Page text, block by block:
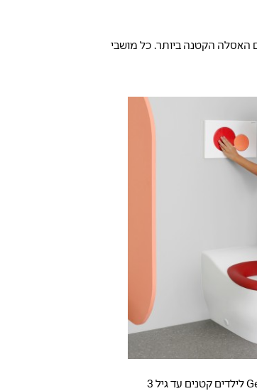
האסלה הקטנה ביותר. כל מושבי